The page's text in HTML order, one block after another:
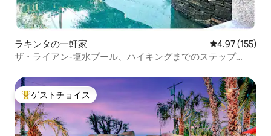
ラキンタの一軒家 レビュー155
4.97 (155)
ザ・ライアン-塩水プール、ハイキングまでのステップ
大好評のゲストチョイスです。
ゲストチョイス